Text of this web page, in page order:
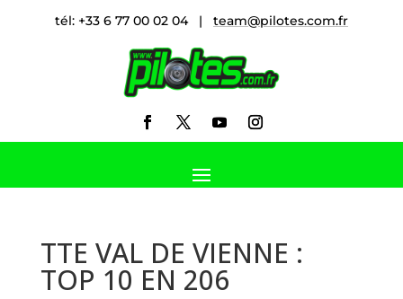
tél: +33 6 77 00 02 04 | team@pilotes.com.fr
TTE VAL DE VIENNE :
TOP 10 EN 206